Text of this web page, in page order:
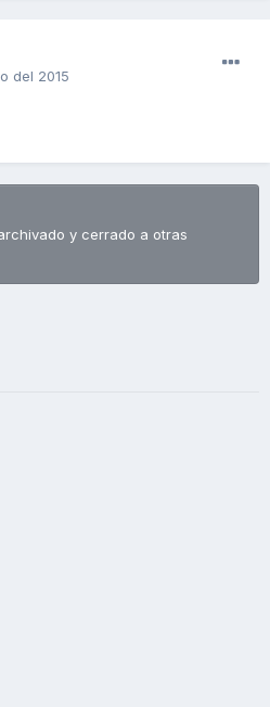
del 2015
y cerrado a otras